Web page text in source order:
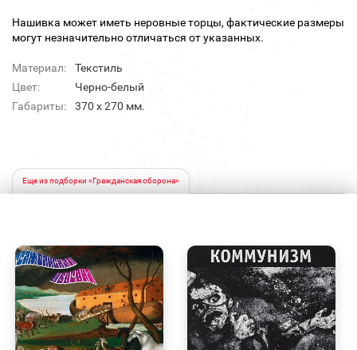
Нашивка может иметь неровные торцы, фактические размеры
могут незначительно отличаться от указанных.
Материал:
Текстиль
Цвет:
Черно-белый
Габариты:
370 х 270 мм.
Еще из подборки «Гражданская оборона»